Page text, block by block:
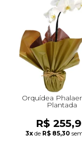
Orquídea
Plantada
R$
3x de R$ 85,30